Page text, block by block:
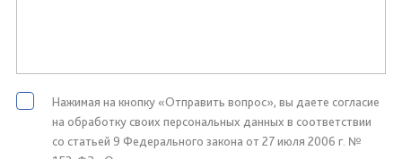
Нажимая на кнопку «Отправить вопрос», вы даете согласие
на обработку своих персональных данных в соответствии
со статьей 9 Федерального закона от 27 июля 2006 г. №